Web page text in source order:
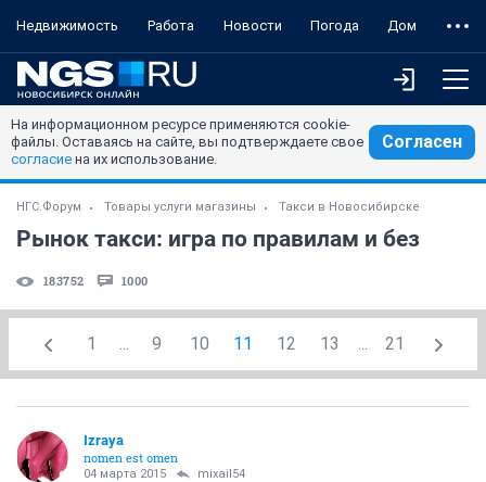
Недвижимость Работа Новости Погода Дом
На информационном ресурсе применяются cookie-
файлы. Оставаясь на сайте, вы подтверждаете свое
согласие на их использование.
Согласен
НГС.Форум Товары услуги магазины Такси в Новосибирске
Рынок такси: игра по правилам и без
183752 1000
1 ... 9 10 11 12 13 ... 21
Izraya
nomen est omen
04 марта 2015 mixail54